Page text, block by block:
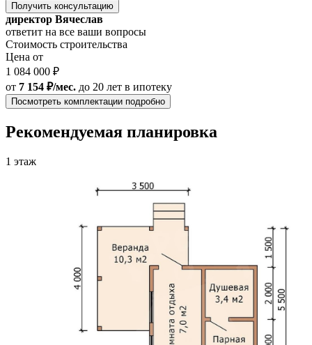
Получить консультацию
директор Вячеслав
ответит на все ваши вопросы
Стоимость строительства
Цена от
1 084 000 ₽
от 7 154 ₽/мес. до 20 лет в ипотеку
Посмотреть комплектации подробно
Рекомендуемая планировка
1 этаж